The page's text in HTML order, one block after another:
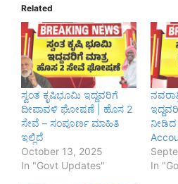
Related
ಸ್ವಂತ ಕೃಷಿಭೂಮಿ ಇದ್ದವರಿಗೆ
ದೀಪಾವಳಿ ಘೋಷಣೆ | ಹೊಸ 2
ಸೇವೆ – ಸಂಪೂರ್ಣ ಮಾಹಿತಿ
ಇಲ್ಲಿದೆ
October 13, 2025
In "Govt Updates"
ನೀಡಿದ
In